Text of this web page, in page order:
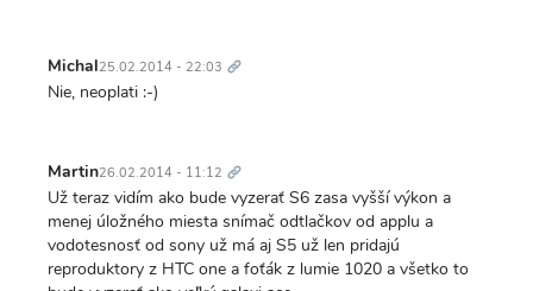
Michal25.02.2014 - 22:03 odkaz
Nie, neoplati :-)
Martin26.02.2014 - 11:12 odkaz
Už teraz vidím ako bude vyzerať S6 zasa vyšší výkon a
menej úložného miesta snímač odtlačkov od applu a
vodotesnosť od sony už má aj S5 už len pridajú
reproduktory z HTC one a foťák z lumie 1020 a všetko to